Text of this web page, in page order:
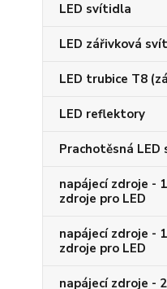
LED svítidla
LED zářivková
LED trubice T8
LED reflektory
Prachotěsná
napájecí zdroje -
zdroje pro LED
napájecí zdroje -
zdroje pro LED
napájecí zdroje -